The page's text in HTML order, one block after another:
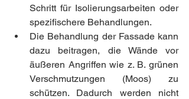
Schritt für Isolierungsarbeiten oder
spezifischere Behandlungen.
Die Behandlung der Fassade kann
dazu beitragen, die Wände vor
äußeren Angriffen wie z. B. grünen
Verschmutzungen (Moos) zu
schützen. Dadurch werden nicht